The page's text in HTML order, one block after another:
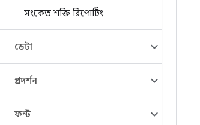
সংকেত শক্তি রিপোর্টিং
ডেটা
প্রদর্শন
ফন্ট